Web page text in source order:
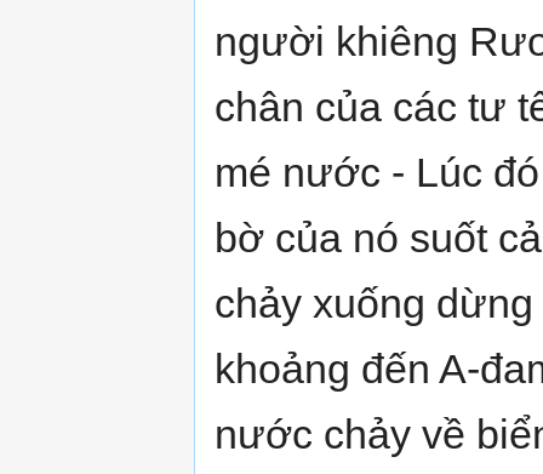
người khiêng
chân của các tư
mé nước - Lúc
bờ của nó suốt
chảy xuống
khoảng đến A-
nước chảy về